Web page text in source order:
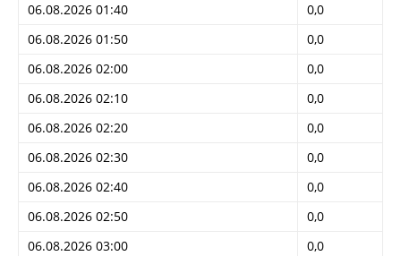
06.08.2026 01:40
0,0
06.08.2026 01:50
0,0
06.08.2026 02:00
0,0
06.08.2026 02:10
0,0
06.08.2026 02:20
0,0
06.08.2026 02:30
0,0
06.08.2026 02:40
0,0
06.08.2026 02:50
0,0
06.08.2026 03:00
0,0